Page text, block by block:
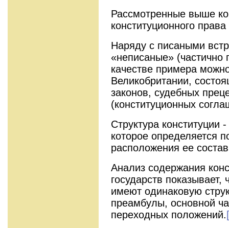
Рассмотренные выше
конституционного
Наряду с писаными
«неписаные» (частично
качестве примера
Великобритании,
законов, судебных
(конституционных
Структура конституции
которое определяется
расположения ее
Анализ содержания
государств
имеют одинаковую
преамбулы, основной
переходных положений.